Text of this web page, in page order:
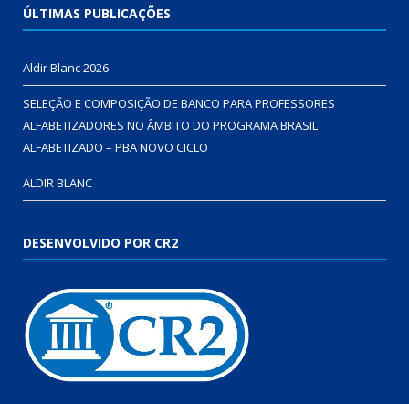
ÚLTIMAS PUBLICAÇÕES
Aldir Blanc 2026
SELEÇÃO E COMPOSIÇÃO DE BANCO PARA PROFESSORES
ALFABETIZADORES NO ÂMBITO DO PROGRAMA BRASIL
ALFABETIZADO – PBA NOVO CICLO
ALDIR BLANC
DESENVOLVIDO POR CR2